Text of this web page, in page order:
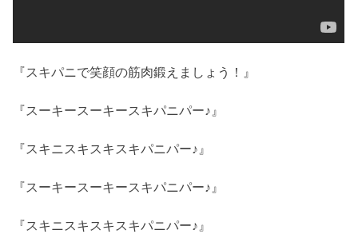
『スキパニで笑顔の筋肉鍛えましょう！』
『スーキースーキースキパニパー♪』
『スキニスキスキスキパニパー♪』
『スーキースーキースキパニパー♪』
『スキニスキスキスキパニパー♪』